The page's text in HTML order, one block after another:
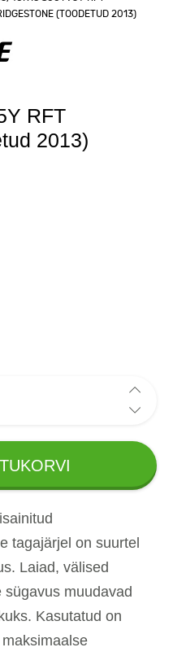
(TOODETUD 2013)
RFT
2013)
tagajärjel on suurtel
Laiad, välised
muudavad
Kasutatud on